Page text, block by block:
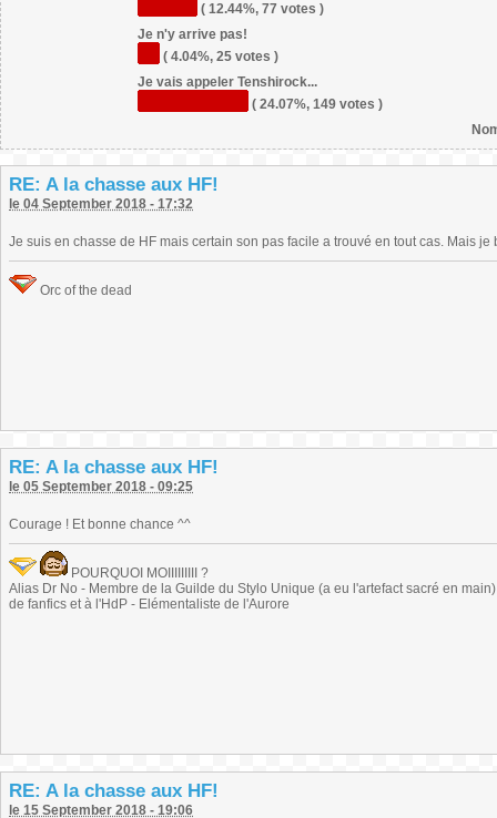
( 12.44%, 77 votes )
Je n'y arrive pas!
( 4.04%, 25 votes )
Je vais appeler Tenshirock...
( 24.07%, 149 votes )
RE: A la chasse aux HF!
le 04 September 2018 - 17:32
Je suis en chasse de HF mais certain son pas facile a trouvé en tout cas. Mais je
Orc of the dead
RE: A la chasse aux HF!
le 05 September 2018 - 09:25
Courage ! Et bonne chance ^^
POURQUOI MOIIIIIIIII ?
Alias Dr No - Membre de la Guilde du Stylo Unique (a eu l'artefact sacré en
de fanfics et à l'HdP - Elémentaliste de l'Aurore
RE: A la chasse aux HF!
le 15 September 2018 - 19:06